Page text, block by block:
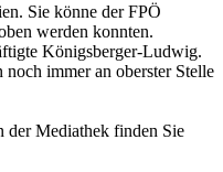
Sie könne der FPÖ
werden konnten.
Königsberger-Ludwig.
immer an oberster Stelle
der Mediathek finden Sie